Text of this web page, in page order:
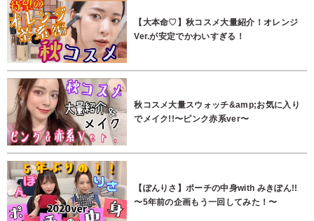
【大本命♡】秋コスメ大量紹介！オレンジ
Ver.が安定でかわいすぎる！
秋コスメ大量スウォッチ&amp;お気に入り
でメイク!!〜ピンク赤系ver〜
【ぽんりさ】ポーチの中身with みきぽん!!
〜5年前の企画もう一回してみた！〜